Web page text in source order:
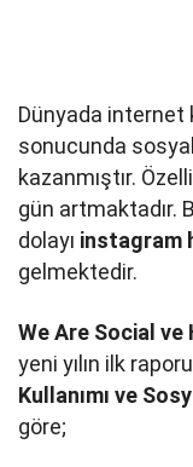
Dünyada internet
sonucunda
kazanmıştır.
gün artmaktadır.
dolayı instagram
gelmektedir.
We Are Social ve
yeni yılın ilk
Kullanımı ve
göre;